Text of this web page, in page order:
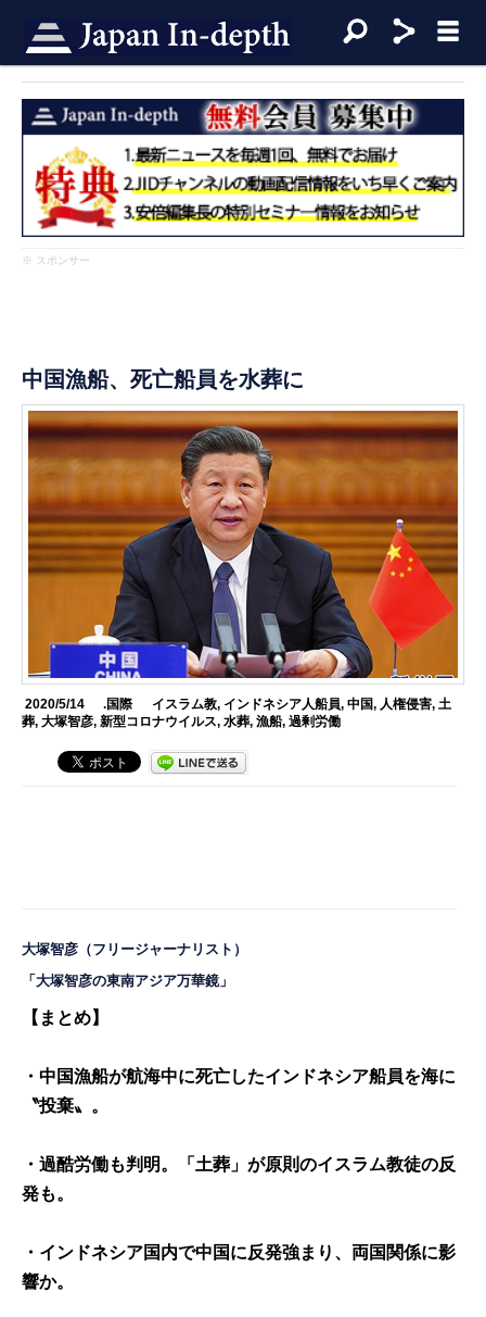
※ スポンサー
中国漁船、死亡船員を水葬に
2020/5/14 .国際 イスラム教, インドネシア人船員, 中国, 人権侵害, 土
葬,大塚智彦,新型コロナウイルス,水葬,漁船,過剰労働
大塚智彦 （フリージャーナリスト）
「大塚智彦の東南アジア万華鏡」
【まとめ】
・中国漁船が航海中に死亡したインドネシア船員を海に
〝投棄〟。
・過酷労働も判明。「土葬」が原則のイスラム教徒の反
発も。
・インドネシア国内で中国に反発強まり、両国関係に影
響か。